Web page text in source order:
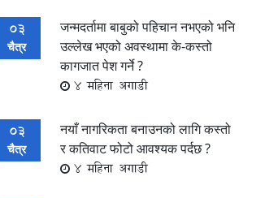
03
चैत्र
जन्मदर्तामा बाबुको पहिचान नभएको भनि
उल्लेख भएको अवस्थामा के-कस्तो
कागजात पेश गर्ने ?
4 महिना अगाडी
03
चैत्र
नयाँ नागरिकता बनाउनको लागि कस्तो
र कतिवाट फोटो आवश्यक पर्दछ ?
4 महिना अगाडी